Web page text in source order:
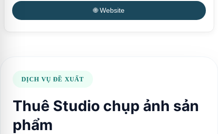
🌐 Website
DỊCH VỤ ĐỀ XUẤT
Thuê Studio chụp ảnh sản
phẩm